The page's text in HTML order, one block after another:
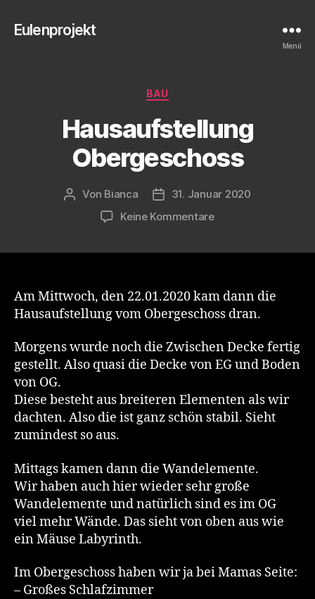
Eulenprojekt
Menü
Kategorien
BAU
Hausaufstellung
Obergeschoss
Beitragsautor
Von Bianca Veröffentlichungsdatum
31. Januar 2020
Keine Kommentarezu
Am Mittwoch, den 22.01.2020 kam dann die
Hausaufstellung vom Obergeschoss dran.
Morgens wurde noch die Zwischen Decke fertig
gestellt. Also quasi die Decke von EG und Boden
von OG.
Diese besteht aus breiteren Elementen als wir
dachten. Also die ist ganz schön stabil. Sieht
zumindest so aus.
Mittags kamen dann die Wandelemente.
Wir haben auch hier wieder sehr große
Wandelemente und natürlich sind es im OG
viel mehr Wände. Das sieht von oben aus wie
ein Mäuse Labyrinth.
Im Obergeschoss haben wir ja bei Mamas Seite:
– Großes Schlafzimmer